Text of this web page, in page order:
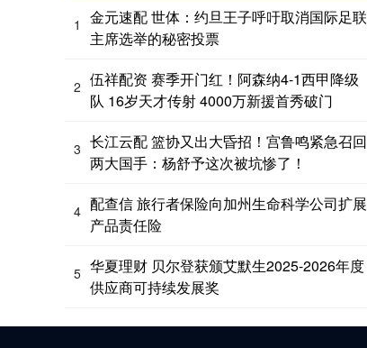
1
金元速配 世体：约旦王子呼吁取消国际足联
主席选举的秘密投票
2 伍祥配资 赛季开门红！阿森纳4-1西甲降级
队 16岁天才传射 4000万新援首秀破门
3 长江云配 篮协又出大昏招！宫鲁鸣紧急召回
两大国手：杨舒予这次被坑惨了！
4 配查信 旅行者保险向加州生命科学公司扩展
产品责任险
5 华夏理财 贝尔登获颁艾默生2025-2026年度
供应商可持续发展奖